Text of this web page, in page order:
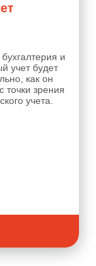
и
учет будет
как он
точки зрения
учета.